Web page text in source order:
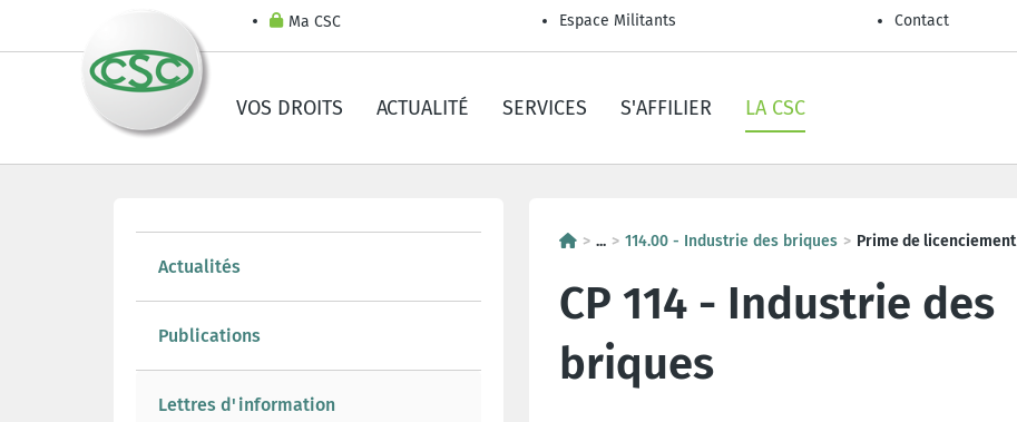
Ma CSC Espace Militants Contact
VOS DROITS ACTUALITÉ SERVICES S'AFFILIER LA CSC
Actualités
Publications
Lettres d'information
... 114.00 - Industrie des briques Prime de licenciement
CP 114 - Industrie des
briques